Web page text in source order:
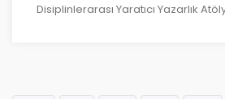
Disiplinlerarası Yaratıcı Yazarlık